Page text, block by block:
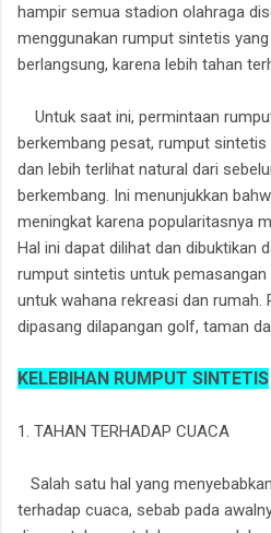
hampir semua stadion olahraga
menggunakan rumput sintetis
berlangsung, karena lebih tahan
Untuk saat ini, permintaan
berkembang pesat, rumput
dan lebih terlihat natural dari
berkembang. Ini menunjukkan
meningkat karena popularitasnya
Hal ini dapat dilihat dan dibuktikan
rumput sintetis untuk pemasangan
untuk wahana rekreasi dan rumah.
dipasang dilapangan golf, taman
KELEBIHAN RUMPUT SINTETIS
1. TAHAN TERHADAP CUACA
Salah satu hal yang
terhadap cuaca, sebab pada